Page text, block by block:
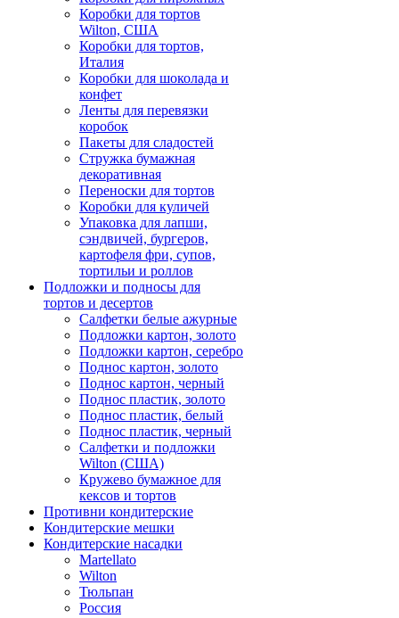
Коробки для тортов
Wilton, США
Коробки для тортов,
Италия
Коробки для шоколада и
конфет
Ленты для перевязки
коробок
Пакеты для сладостей
Стружка бумажная
декоративная
Переноски для тортов
Коробки для куличей
Упаковка для лапши,
сэндвичей, бургеров,
картофеля фри, супов,
тортильи и роллов
Подложки и подносы для
тортов и десертов
Салфетки белые ажурные
Подложки картон, золото
Подложки картон, серебро
Поднос картон, золото
Поднос картон, черный
Поднос пластик, золото
Поднос пластик, белый
Поднос пластик, черный
Салфетки и подложки
Wilton (США)
Кружево бумажное для
кексов и тортов
Противни кондитерские
Кондитерские мешки
Кондитерские насадки
Martellato
Wilton
Тюльпан
Россия